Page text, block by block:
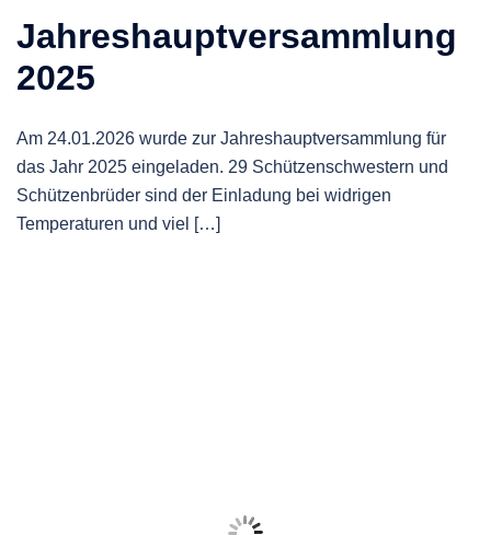
Jahreshauptversammlung
2025
Am 24.01.2026 wurde zur Jahreshauptversammlung für
das Jahr 2025 eingeladen. 29 Schützenschwestern und
Schützenbrüder sind der Einladung bei widrigen
Temperaturen und viel […]